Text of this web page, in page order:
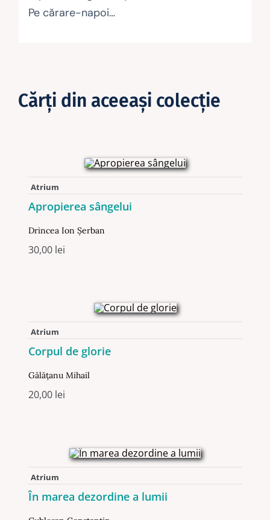
Pe cărare-napoi…
Cărţi din aceeaşi colecţie
Atrium
Apropierea sângelui
Drincea Ion Şerban
30,00 lei
Atrium
Corpul de glorie
Gălăţanu Mihail
20,00 lei
Atrium
În marea dezordine a lumii